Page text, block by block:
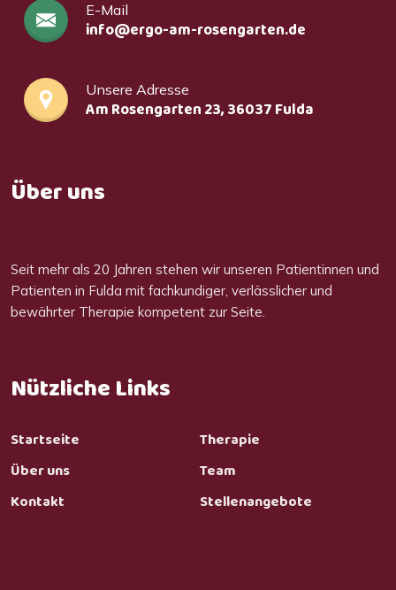
E-Mail
info@ergo-am-rosengarten.de
Unsere Adresse
Am Rosengarten 23, 36037 Fulda
Über uns
Seit mehr als 20 Jahren stehen wir unseren Patientinnen und
Patienten in Fulda mit fachkundiger, verlässlicher und
bewährter Therapie kompetent zur Seite.
Nützliche Links
Startseite
Therapie
Über uns
Team
Kontakt
Stellenangebote